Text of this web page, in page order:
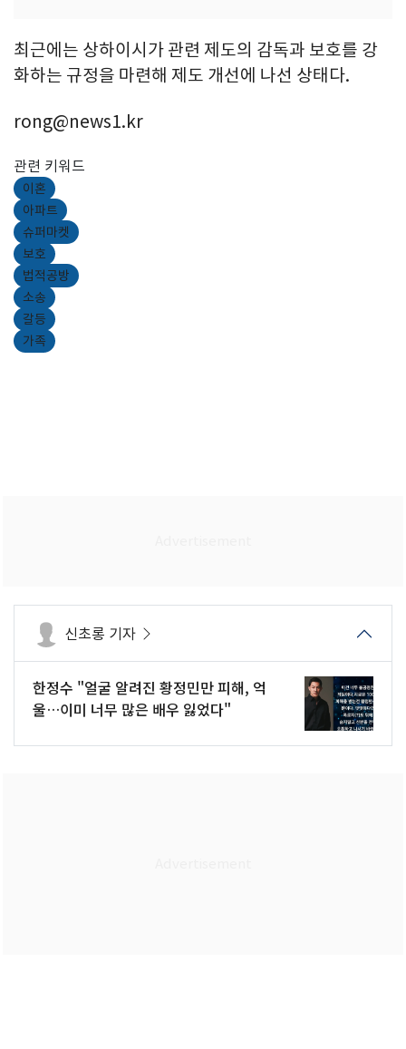
최근에는 상하이시가 관련 제도의 감독과 보호를 강
화하는 규정을 마련해 제도 개선에 나선 상태다.
rong@news1.kr
관련 키워드
이혼
아파트
슈퍼마켓
보호
법적공방
소송
갈등
가족
신초롱 기자
한정수 "얼굴 알려진 황정민만 피해, 억
울…이미 너무 많은 배우 잃었다"